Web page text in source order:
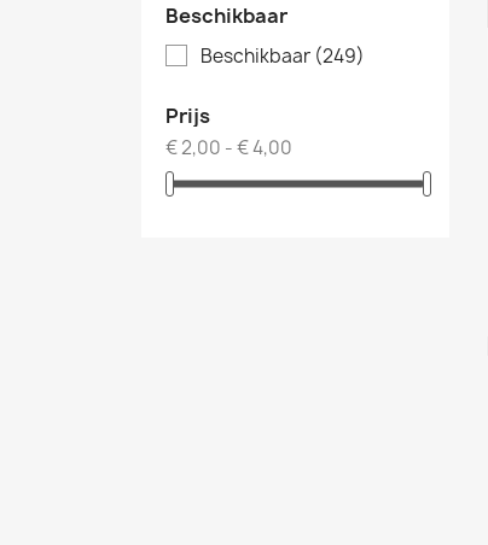
Beschikbaar
Beschikbaar (249)
Prijs
€ 2,00 - € 4,00